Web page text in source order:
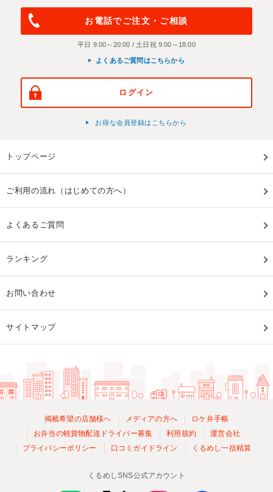
お電話でご注文・ご相談
平日 9:00～20:00 / 土日祝 9:00～18:00
よくあるご質問はこちらから
ログイン
お得な会員登録はこちらから
トップページ
ご利用の流れ（はじめての方へ）
よくあるご質問
ランキング
お問い合わせ
サイトマップ
掲載希望の店舗様へ メディアの方へ
ロケ弁手帳
お弁当の軽貨物配送ドライバー募集
利用規約
運営会社
プライバシーポリシー
口コミガイドライン くるめし一括精算
くるめしSNS公式アカウント